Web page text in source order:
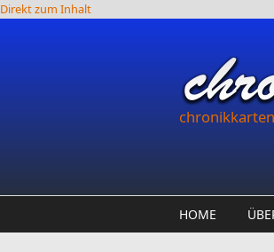
Direkt zum Inhalt
HOME